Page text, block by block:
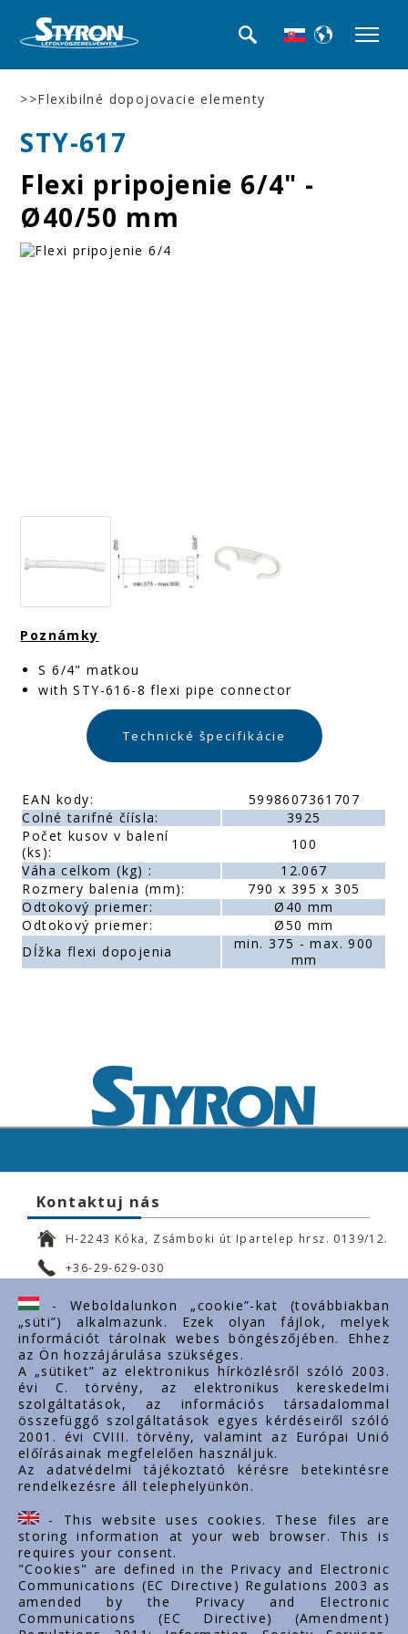
>>Flexibilné dopojovacie elementy
STY-617
Flexi pripojenie 6/4" -
Ø40/50 mm
Poznámky
S 6/4" matkou
with STY-616-8 flexi pipe connector
Technické špecifikácie
EAN kody:
5998607361707
Colné tarifné číísla:
3925
Počet kusov v balení
(ks):
100
Váha celkom (kg) :
12.067
Rozmery balenia (mm):
790 x 395 x 305
Odtokový priemer:
Ø40 mm
Odtokový priemer:
Ø50 mm
Dĺžka flexi dopojenia
min. 375 - max. 900
mm
Kontaktuj nás
H-2243 Kóka, Zsámboki út Ipartelep hrsz. 0139/12.
+36-29-629-030
ertekesites@styron.hu
export@styron.hu
www.styron.hu
Doležité linky
O nás
Dokumenty
Kontakt
Kariéra
- Weboldalunkon „cookie”-kat (továbbiakban
„süti”) alkalmazunk. Ezek olyan fájlok, melyek
információt tárolnak webes böngészőjében. Ehhez
az Ön hozzájárulása szükséges.
A „sütiket” az elektronikus hírközlésről szóló 2003.
évi C. törvény, az elektronikus kereskedelmi
szolgáltatások, az információs társadalommal
összefüggő szolgáltatások egyes kérdéseiről szóló
2001. évi CVIII. törvény, valamint az Európai Unió
előírásainak megfelelően használjuk.
Az adatvédelmi tájékoztató kérésre betekintésre
rendelkezésre áll telephelyünkön.
- This website uses cookies. These files are
storing information at your web browser. This is
requires your consent.
"Cookies" are defined in the Privacy and Electronic
Communications (EC Directive) Regulations 2003 as
amended by the Privacy and Electronic
Communications (EC Directive) (Amendment)